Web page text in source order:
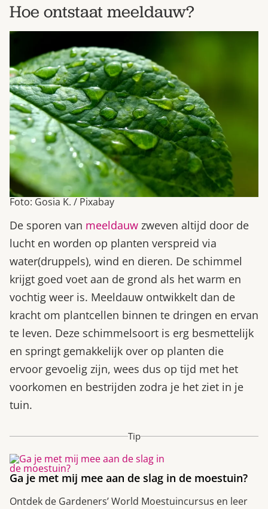
Hoe ontstaat meeldauw?
Foto: Gosia K. / Pixabay
De sporen van meeldauw zweven altijd door de
lucht en worden op planten verspreid via
water(druppels), wind en dieren. De schimmel
krijgt goed voet aan de grond als het warm en
vochtig weer is. Meeldauw ontwikkelt dan de
kracht om plantcellen binnen te dringen en ervan
te leven. Deze schimmelsoort is erg besmettelijk
en springt gemakkelijk over op planten die
ervoor gevoelig zijn, wees dus op tijd met het
voorkomen en bestrijden zodra je het ziet in je
tuin.
Tip
Ga je met mij mee aan de slag in de moestuin?
Ontdek de Gardeners’ World Moestuincursus en leer